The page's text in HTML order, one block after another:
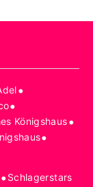
•
•
Königshaus•
•
•Schlagerstars